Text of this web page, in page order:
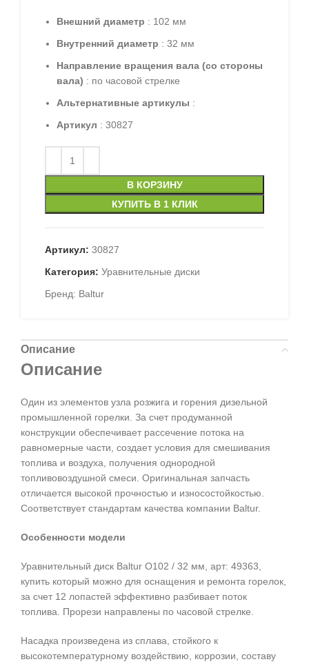
Внешний диаметр : 102 мм
Внутренний диаметр : 32 мм
Направление вращения вала (со стороны
вала) : по часовой стрелке
Альтернативные артикулы :
Артикул : 30827
В КОРЗИНУ
КУПИТЬ В 1 КЛИК
Артикул: 30827
Категория: Уравнительные диски
Бренд: Baltur
Описание
Описание
Один из элементов узла розжига и горения дизельной
промышленной горелки. За счет продуманной
конструкции обеспечивает рассечение потока на
равномерные части, создает условия для смешивания
топлива и воздуха, получения однородной
топливовоздушной смеси. Оригинальная запчасть
отличается высокой прочностью и износостойкостью.
Соответствует стандартам качества компании Baltur.
Особенности модели
Уравнительный диск Baltur O102 / 32 мм, арт: 49363,
купить который можно для оснащения и ремонта горелок,
за счет 12 лопастей эффективно разбивает поток
топлива. Прорези направлены по часовой стрелке.
Насадка произведена из сплава, стойкого к
высокотемпературному воздействию, коррозии, составу